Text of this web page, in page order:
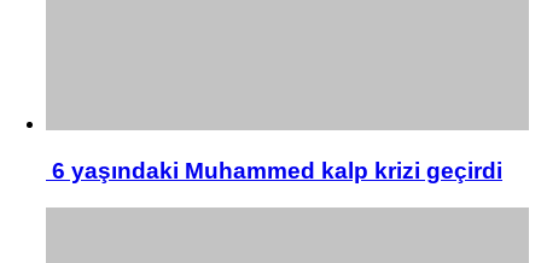
6 yaşındaki Muhammed kalp krizi geçirdi